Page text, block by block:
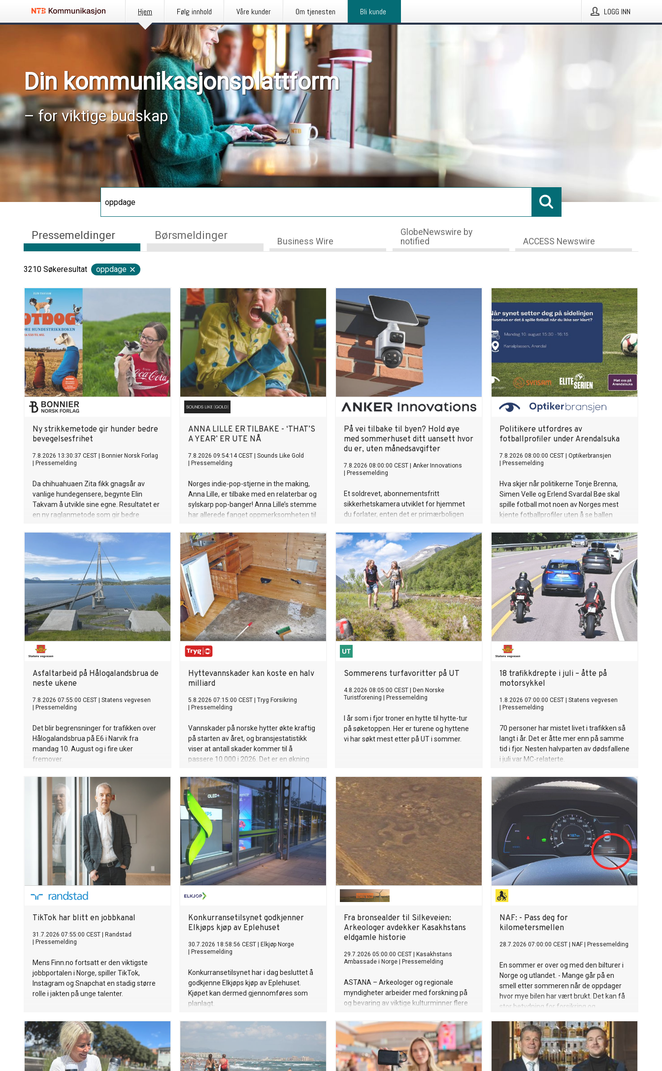
Hjem Følg innhold Våre kunder Om tjenesten Bli kunde LOGG INN
Din kommunikasjonsplattform
– for viktige budskap
Pressemeldinger Børsmeldinger Business Wire
GlobeNewswire by
notified
ACCESS Newswire
3210 Søkeresultat oppdage
Ny strikkemetode gir hunder bedre
bevegelsesfrihet
7.8.2026 13:30:37 CEST
Bonnier Norsk Forlag
Pressemelding
Da chihuahuaen Zita fikk gnagsår av
vanlige hundegensere, begynte Elin
Takvam å utvikle sine egne. Resultatet er
en ny raglanmetode som gir bedre
kommer oppskriftene i bokform.
ANNA LILLE ER TILBAKE - ‘THAT’S
A YEAR’ ER UTE NÅ
7.8.2026 09:54:14 CEST
Sounds Like Gold
Pressemelding
Norges indie-pop-stjerne in the making,
Anna Lille, er tilbake med en relaterbar og
sylskarp pop-banger! Anna Lille’s stemme
har allerede fanget oppmerksomheten til
og Billie Eilish på nett. Og nå på sin nye
singel «That's a Year», synger hun om den
spesifikke følelsen av å gå ut av et forhold
og lure på om det hele var bortkastet tid,
men så å gradvis oppdage at livet på den
andre siden er uendelig mye bedre. Låten
er bittersøt, litt ironisk, og veldig Anna.
Anna Lille er tilbake, modigere, mer
selvsikker og sassier enn noensinne.
Sammen med singelen slipper hun en
offisiell musikkvideo på YouTube, som tar
deg med inn i det nye universet visuelt.
På vei tilbake til byen? Hold øye
med sommerhuset ditt uansett hvor
du er, uten månedsavgifter
7.8.2026 08:00:00 CEST
Anker Innovations
Pressemelding
Et soldrevet, abonnementsfritt
sikkerhetskamera utviklet for hjemmet
du forlater, enten det er primærboligen
fritidsboligen når sesongen er over.
Politikere utfordres av
fotballprofiler under Arendalsuka
7.8.2026 08:00:00 CEST
Optikerbransjen
Pressemelding
Hva skjer når politikerne Tonje Brenna,
Simen Velle og Erlend Svardal Bøe skal
spille fotball mot noen av Norges mest
kjente fotballprofiler uten å se ballen
Asfaltarbeid på Hålogalandsbrua de
neste ukene
7.8.2026 07:55:00 CEST
Statens vegvesen
Pressemelding
Det blir begrensninger for trafikken over
Hålogalandsbrua på E6 i Narvik fra
mandag 10. August og i fire uker
fremover.
Hyttevannskader kan koste en halv
milliard
5.8.2026 07:15:00 CEST
Tryg Forsikring
Pressemelding
Vannskader på norske hytter økte kraftig
på starten av året, og bransjestatistikk
viser at antall skader kommer til å
passere 10.000 i 2026. Det er en økning
har ikke blitt oppdaget før i sommer, og
ble langt større enn de hadde trengt å
være, sier kommunikasjonsrådgiver
Espen Borge i Tryg Forsikring.
Sommerens turfavoritter på UT
4.8.2026 08:05:00 CEST
Den Norske
Turistforening
Pressemelding
I år som i fjor troner en hytte til hytte-tur
på søketoppen. Her er turene og hyttene
vi har søkt mest etter på UT i sommer.
18 trafikkdrepte i juli – åtte på
motorsykkel
1.8.2026 07:00:00 CEST
Statens vegvesen
Pressemelding
70 personer har mistet livet i trafikken så
langt i år. Det er åtte mer enn på samme
tid i fjor. Nesten halvparten av dødsfallene
i juli var MC-relaterte.
TikTok har blitt en jobbkanal
31.7.2026 07:55:00 CEST
Randstad
Pressemelding
Mens Finn.no fortsatt er den viktigste
jobbportalen i Norge, spiller TikTok,
Instagram og Snapchat en stadig større
rolle i jakten på unge talenter.
Konkurransetilsynet godkjenner
Elkjøps kjøp av Eplehuset
30.7.2026 18:58:56 CEST
Elkjøp Norge
Pressemelding
Konkurransetilsynet har i dag besluttet å
godkjenne Elkjøps kjøp av Eplehuset.
Kjøpet kan dermed gjennomføres som
planlagt.
Fra bronsealder til Silkeveien:
Arkeologer avdekker Kasakhstans
eldgamle historie
29.7.2026 05:00:00 CEST
Kasakhstans
Ambassade i Norge
Pressemelding
ASTANA – Arkeologer og regionale
myndigheter arbeider med forskning på
og bevaring av viktige kulturminner flere
bronsealderbosetninger i Rudny til
monumenter fra Den gylne horde og et
gammelt handelsknutepunkt ved Det
kaspiske hav, gir arbeidet ny kunnskap om
landets arkeologiske arv og bidrar til
NAF: - Pass deg for
kilometersmellen
28.7.2026 07:00:00 CEST NAF Pressemelding
En sommer er over og med den bilturer i
Norge og utlandet. - Mange går på en
smell etter sommeren når de oppdager
hvor mye bilen har vært brukt. Det kan få
stor betydning for forsikring og